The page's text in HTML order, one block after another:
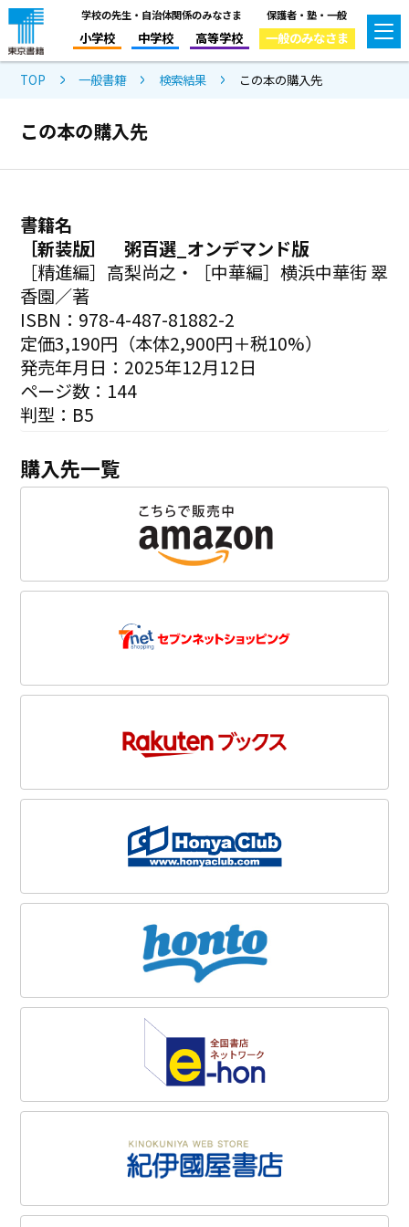
学校の先生・自治体関係のみなさま
小学校 中学校 高等学校
保護者・塾・一般
一般のみなさま
TOP 一般書籍 検索結果 この本の購入先
この本の購入先
書籍名
［新装版］ 粥百選_オンデマンド版
［精進編］高梨尚之・［中華編］横浜中華街 翠
香園／著
ISBN：978-4-487-81882-2
定価3,190円（本体2,900円＋税10%）
発売年月日：2025年12月12日
ページ数：144
判型：B5
購入先一覧